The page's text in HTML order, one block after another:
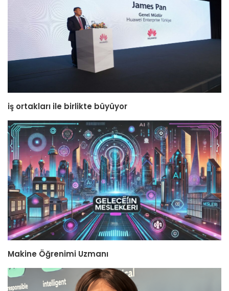
iş ortakları ile birlikte büyüyor
Makine Öğrenimi Uzmanı